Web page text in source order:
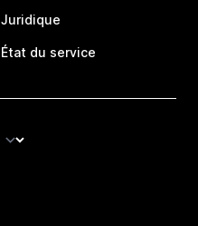
Juridique
État du service